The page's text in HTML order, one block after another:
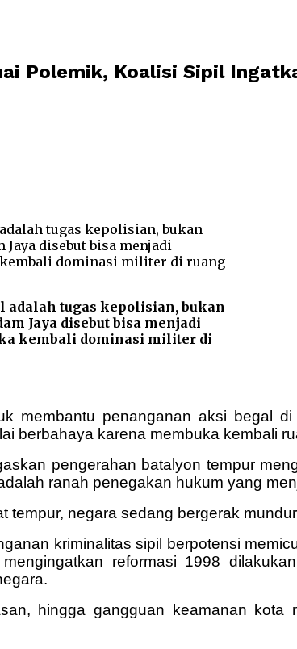
Polemik, Koalisi Sipil
tugas kepolisian, bukan
Jaya disebut bisa menjadi
kembali dominasi militer di
membantu penanganan aksi begal
berbahaya karena membuka kembali
pengerahan batalyon tempur
ranah penegakan hukum yang
negara sedang bergerak
kriminalitas sipil berpotensi
reformasi 1998
hingga gangguan keamanan